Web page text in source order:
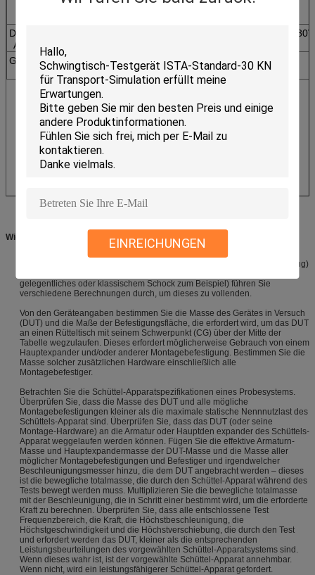
EINREICHUNGEN
Maß L*W*H
Dienstprogramm
Anforderungen
3-phasiges
Gesamtkapazität
(Kilowatt)
9 18
Wie man ein Erschütterungs-Testgerät vorwählt:
Bestimmen Sie den Frequenzbereich des Tests und der Extrem
Spitzenbewegungen (Beschleunigung, Geschwindigkeit und Verschiebung)
gelegentliches oder klassischem Schock zum Beispiel) führen Sie
verschiedene Berechnungen durch, um dieses zu vollenden.
Von den Geräteangaben bestimmen Sie die Masse des Gerätes in Versuch
(DUT) und die Maße der Befestigungsfläche, die erfordert wird, um das DUT
an einen Rütteltisch mit seinem Schwerpunkt (CG) über der Mitte der
Tabelle wegzulaufen. Dieses erfordert möglicherweise Gebrauch von einem
Hauptexpander und/oder anderer Montagebefestigung. Bestimmen Sie die
Masse solcher zusätzlichen Hardware einschließlich alle
Montagebefestiger.
Betrachten Sie die Schüttel-Apparatspezifikationen eines Probesystems.
Überprüfen Sie, dass die Masse des DUT und alle mögliche
Montagebefestigungen kleiner als die maximale statische Nennnutzlast des
Schüttels-Apparat sind. Überprüfen Sie, dass das DUT (oder seine
Montage-Hardware) an die Armatur oder Hauptden expander des Schüttels-
Apparat weggelaufen werden können. Fügen Sie die effektive Armaturn-
Masse und Hauptexpandermasse der DUT-Masse und die Masse aller
möglicher Montagebefestigungen und Befestiger und irgendwelcher
Beschleunigungsmesser hinzu, die dem DUT angebracht werden – dieses
ist die bewegliche totalmasse, die durch den Schüttel-Apparat während des
Tests bewegt werden muss. Multiplizieren Sie die bewegliche totalmasse
mit der Beschleunigung, die in Schritt einer bestimmt wird, um die erforderte
Kraft zu berechnen. Überprüfen Sie, dass alle entschlossene Test
Frequenzbereich, die Kraft, die Höchstbeschleunigung, die
Höchstgeschwindigkeit und die Höchstverschiebung, die durch den Test
und erfordert werden das DUT, kleiner als die entsprechenden
Leistungsbeurteilungen des vorgewählten Schüttel-Apparatsystems sind.
Wenn dieses wahr ist, ist der vorgewählte Schüttel-Apparat annehmbar.
Wenn nicht, wird ein leistungsfähigerer Schüttel-Apparat gefordert.